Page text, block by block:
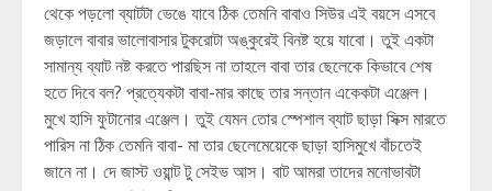
থেকে পড়লো ব্যাটটা ভেঙে যাবে ঠিক তেমনি বাবাও সিউর এই বয়সে এসবে
জড়ালে বাবার ভালোবাসার টুকরোটা অঙ্কুরেই বিনষ্ট হয়ে যাবো। তুই একটা
সামান্য ব্যাট নষ্ট করতে পারছিস না তাহলে বাবা তার ছেলেকে কিভাবে শেষ
হতে দিবে বল? প্রত্যেকটা বাবা-মার কাছে তার সন্তান একেকটা এঞ্জেল।
মুখে হাসি ফুটানোর এঞ্জেল। তুই যেমন তোর স্পেশাল ব্যাট ছাড়া সিক্স মারতে
পারিস না ঠিক তেমনি বাবা- মা তার ছেলেমেয়েকে ছাড়া হাসিমুখে বাঁচতেই
জানে না। দে জাস্ট ওয়ান্ট টু সেইভ আস। বাট আমরা তাদের মনোভাবটা